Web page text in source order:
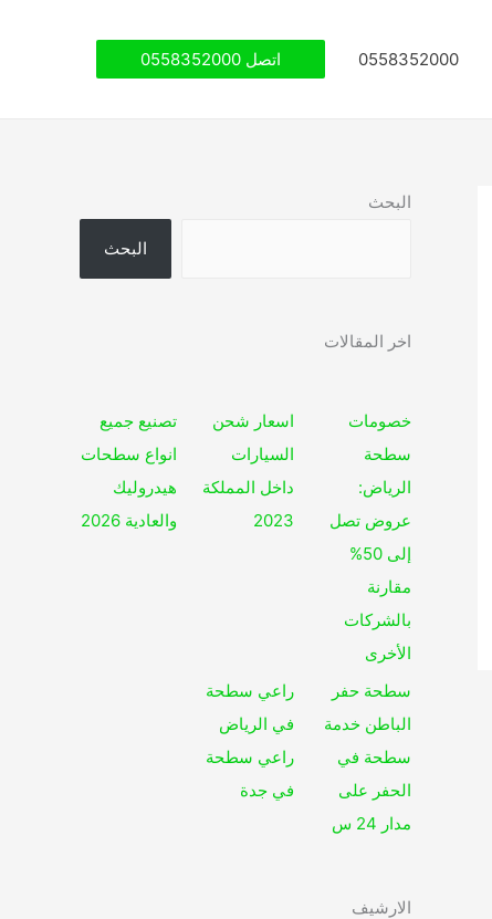
0558352000 اتصل 0558352000
البحث
البحث
اخر المقالات
خصومات
سطحة
الرياض:
عروض تصل
إلى 50%
مقارنة
بالشركات
الأخرى
اسعار شحن
السيارات
داخل المملكة
2023
تصنيع جميع
انواع سطحات
هيدروليك
والعادية 2026
سطحة حفر
الباطن خدمة
سطحة في
الحفر على
مدار 24 س
راعي سطحة
في الرياض
راعي سطحة
في جدة
الارشيف